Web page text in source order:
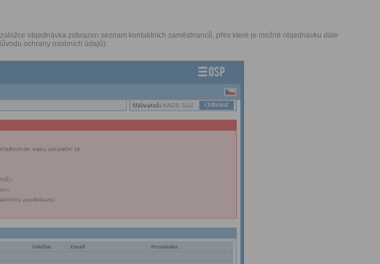
objednávka zobrazen seznam kontaktních zaměstnanců, přes které je možné objednávku dále
ochrany osobních údajů).